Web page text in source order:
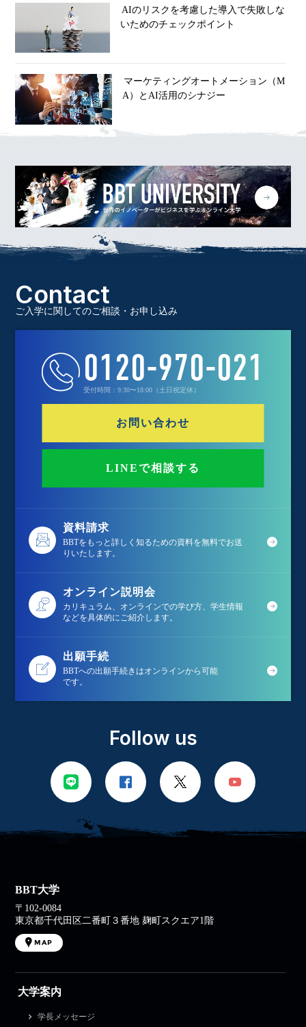
AIのリスクを考慮した導入で失敗しな
いためのチェックポイント
マーケティングオートメーション（M
A）とAI活用のシナジー
Contact
ご入学に関してのご相談・お申し込み
0120-970-021
受付時間：9:30〜18:00（土日祝定休）
お問い合わせ
LINEで相談する
資料請求
BBTをもっと詳しく知るための資料を無料でお送
りいたします。
オンライン説明会
カリキュラム、オンラインでの学び方、学生情報
などを具体的にご紹介します。
出願手続
BBTへの出願手続きはオンラインから可能
です。
Follow us
BBT大学
〒102-0084
東京都千代田区二番町３番地 麹町スクエア1階
MAP
大学案内
学長メッセージ